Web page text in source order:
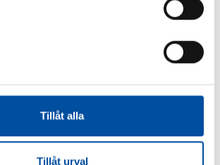
Tillåt alla
Tillåt urval